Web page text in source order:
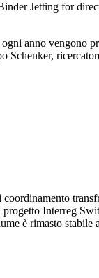
Jetting for
anno vengono
Schenker,
Interreg
è rimasto